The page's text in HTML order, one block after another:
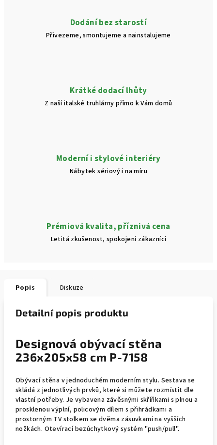
Dodání bez starostí
Přivezeme, smontujeme a nainstalujeme
Krátké dodací lhůty
Z naší italské truhlárny přímo k Vám domů
Moderní i stylové interiéry
Nábytek sériový i na míru
Prémiová kvalita, příznivá cena
Letitá zkušenost, spokojení zákazníci
Popis Diskuze
Detailní popis produktu
Designová obývací stěna
236x205x58 cm P-7158
Obývací stěna v jednoduchém moderním stylu. Sestava se
skládá z jednotlivých prvků, které si můžete rozmístit dle
vlastní potřeby. Je vybavena závěsnými skříňkami s plnou a
prosklenou výplní, policovým dílem s přihrádkami a
prostorným TV stolkem se dvěma zásuvkami na vyšších
nožkách. Otevírací bezúchytkový systém "push/pull".